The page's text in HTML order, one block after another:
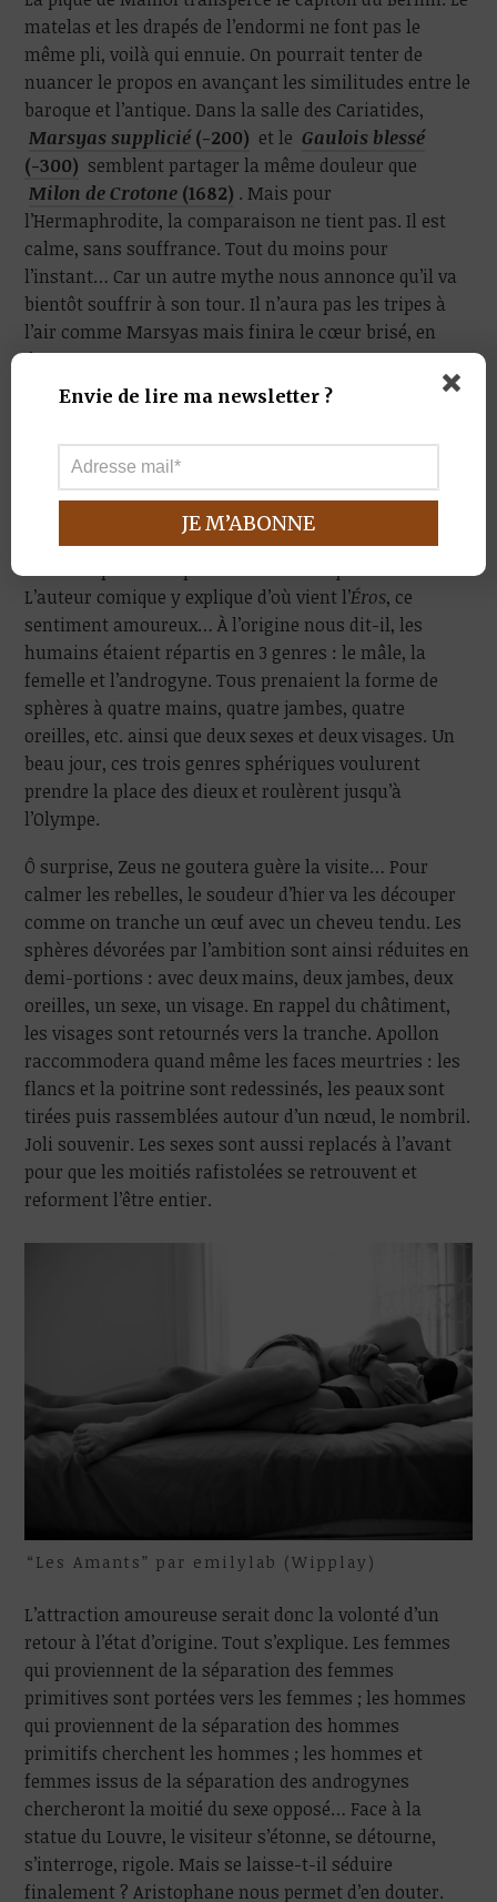
matelas et les drapés de l’endormi ne font pas le
même pli, voilà qui ennuie. On pourrait tenter de
nuancer le propos en avançant les similitudes entre le
baroque et l’antique. Dans la salle des Cariatides,
Marsyas supplicié(-200) et le Gaulois blessé
(-300) semblent partager la même douleur que
Milon de Crotone (1682) . Mais pour
l’Hermaphrodite, la comparaison ne tient pas. Il est
calme, sans souffrance. Tout du moins pour
l’instant… Car un autre mythe nous annonce qu’il va
bientôt souffrir à son tour. Il n’aura pas les tripes à
l’air comme Marsyas mais finira le cœur brisé, en
deux.
Le mythe de l’hermaphrodite ne s’arrête pas à sa
création par ce soudeur de Zeus. Si le point de départ
ne manque pas de sel, on retrouve l’androgyne dans
une autre histoire, tout aussi pimentée. Elle nous est
racontée par Aristophane lors duBanquetde Platon.
L’auteur comique y explique d’où vient l’Éros, ce
sentiment amoureux… À l’origine nous dit-il, les
humains étaient répartis en 3 genres : le mâle, la
femelle et l’androgyne. Tous prenaient la forme de
sphères à quatre mains, quatre jambes, quatre
oreilles, etc. ainsi que deux sexes et deux visages. Un
beau jour, ces trois genres sphériques voulurent
prendre la place des dieux et roulèrent jusqu’à
l’Olympe.
Ô surprise, Zeus ne goutera guère la visite… Pour
calmer les rebelles, le soudeur d’hier va les découper
comme on tranche un œuf avec un cheveu tendu. Les
sphères dévorées par l’ambition sont ainsi réduites en
demi-portions : avec deux mains, deux jambes, deux
oreilles, un sexe, un visage. En rappel du châtiment,
les visages sont retournés vers la tranche. Apollon
raccommodera quand même les faces meurtries : les
flancs et la poitrine sont redessinés, les peaux sont
tirées puis rassemblées autour d’un nœud, le nombril.
Joli souvenir. Les sexes sont aussi replacés à l’avant
pour que les moitiés rafistolées se retrouvent et
reforment l’être entier.
“Les Amants” par emilylab (Wipplay)
L’attraction amoureuse serait donc la volonté d’un
retour à l’état d’origine. Tout s’explique. Les femmes
qui proviennent de la séparation des femmes
primitives sont portées vers les femmes ; les hommes
qui proviennent de la séparation des hommes
primitifs cherchent les hommes ; les hommes et
femmes issus de la séparation des androgynes
chercheront la moitié du sexe opposé… Face à la
statue du Louvre, le visiteur s’étonne, se détourne,
s’interroge, rigole. Mais se laisse-t-il séduire
finalement ? Aristophane nous permet d’en douter.
Envie de lire ma newsletter ?